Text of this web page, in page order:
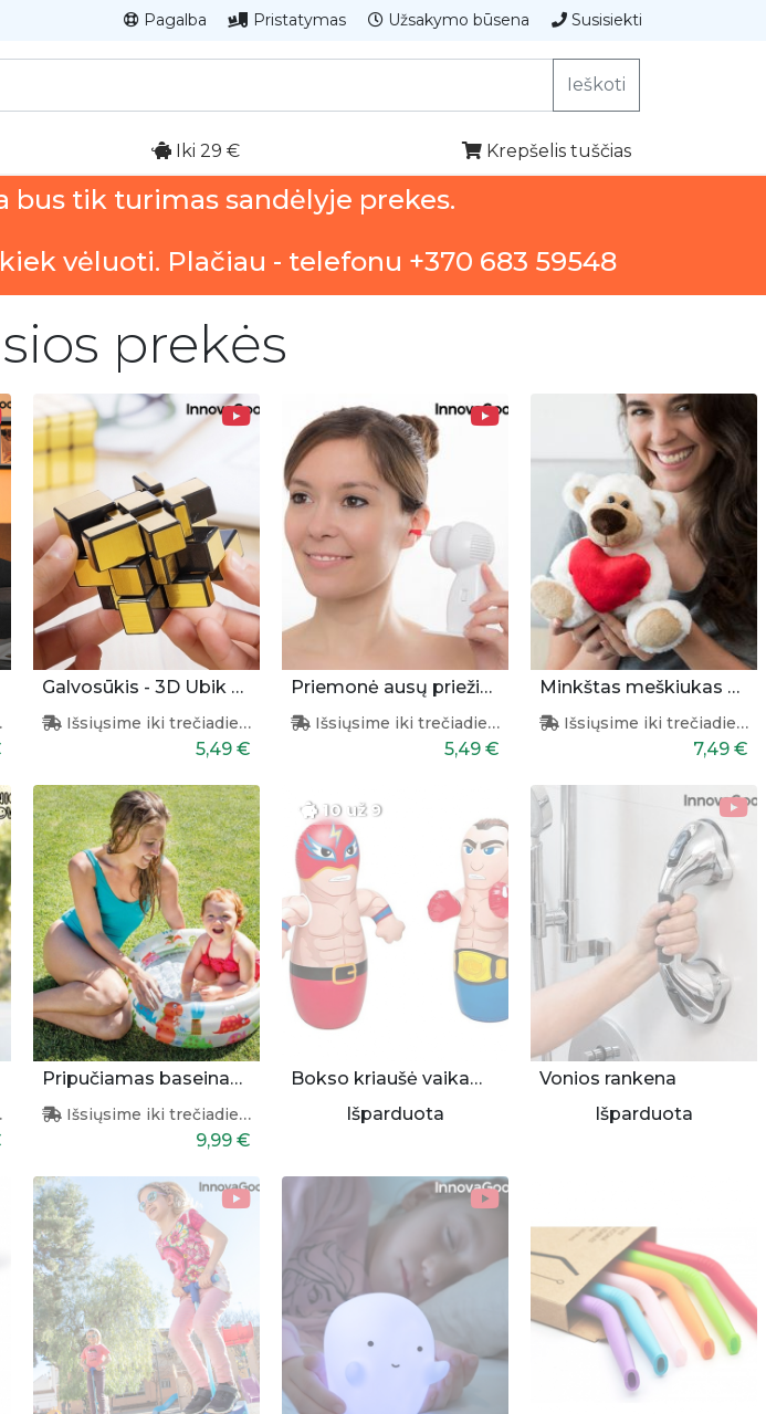
Pagalba Pristatymas Užsakymo būsena Susisiekti
Ieškoti
Iki 29 € Krepšelis tuščias
bus tik turimas sandėlyje prekes.
vėluoti. Plačiau - telefonu +370 683 59548
prekės
Galvosūkis - 3D Ubik puzlė
Išsiųsime iki trečiadienio
5,49 €
Priemonė ausų priežiūrai
Išsiųsime iki trečiadienio
5,49 €
Minkštas meškiukas su širdele
Išsiųsime iki trečiadienio
7,49 €
Pripučiamas baseinas vaikams 61x22 cm
Išsiųsime iki trečiadienio
9,99 €
10 už 9
Bokso kriaušė vaikams, pripučiama
Išparduota
Vonios rankena
Išparduota